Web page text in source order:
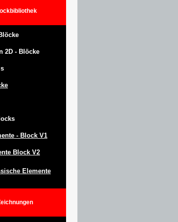
2D - Blöcke
s
- Block V1
Block V2
Elemente